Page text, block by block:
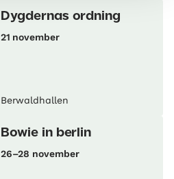
Dygdernas ordning
21 november
Berwaldhallen
Bowie in berlin
26–28 november